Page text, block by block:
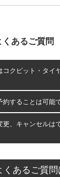
くあるご質問
コクピット・タイ
ヤ館のみとなりま
約することは可能
予約は可能です。
の組み合わせに限
ます。
更、キャンセルは
業日前を過ぎてい
くあるご質問